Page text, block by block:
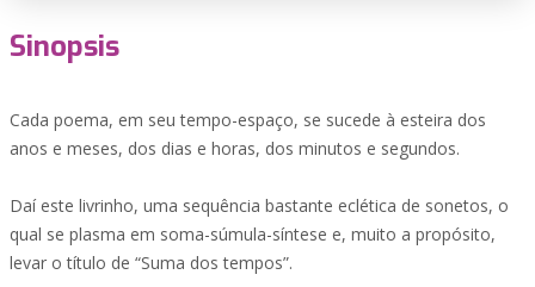
Sinopsis
Cada poema, em seu tempo-espaço, se sucede à esteira dos
anos e meses, dos dias e horas, dos minutos e segundos.
Daí este livrinho, uma sequência bastante eclética de sonetos, o
qual se plasma em soma-súmula-síntese e, muito a propósito,
levar o título de “Suma dos tempos”.